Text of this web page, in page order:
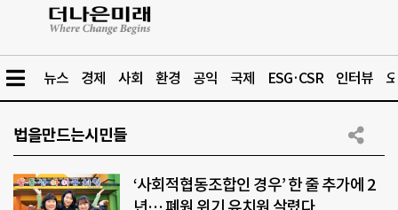
뉴스 경제 사회 환경 공익 국제 ESG·CSR 인터뷰
법을만드는시민들
‘사회적협동조합인 경우’ 한 줄 추가에 2